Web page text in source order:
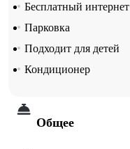
Бесплатный интернет
Парковка
Подходит для детей
Кондиционер
Общее